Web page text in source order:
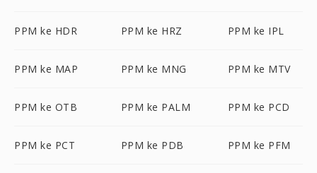
PPM ke HDR PPM ke HRZ PPM ke IPL
PPM ke MAP PPM ke MNG PPM ke MTV
PPM ke OTB PPM ke PALM PPM ke PCD
PPM ke PCT PPM ke PDB PPM ke PFM